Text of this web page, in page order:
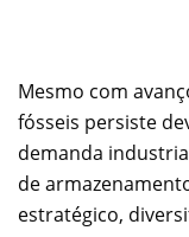
Mesmo com
fósseis persiste
demanda
de
estratégico,